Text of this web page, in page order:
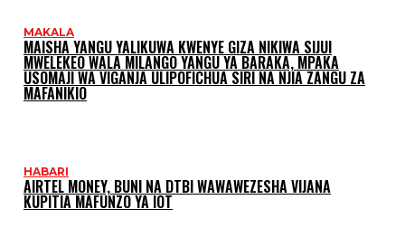
MAKALA
MAISHA YANGU YALIKUWA KWENYE GIZA NIKIWA SIJUI
MWELEKEO WALA MILANGO YANGU YA BARAKA, MPAKA
USOMAJI WA VIGANJA ULIPOFICHUA SIRI NA NJIA ZANGU ZA
MAFANIKIO
HABARI
AIRTEL MONEY, BUNI NA DTBI WAWAWEZESHA VIJANA
KUPITIA MAFUNZO YA IOT